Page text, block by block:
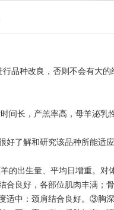
品种改良，否则不会有大的
长，产羔率高，母羊泌乳
了解和研究该品种所能适应
出生量、平均日增重。对
良好，各部位肌肉丰满；
适中：颈肩结合良好。③胸